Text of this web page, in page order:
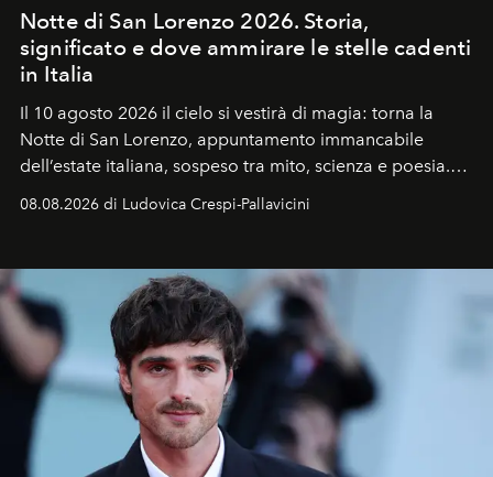
Notte di San Lorenzo 2026. Storia,
significato e dove ammirare le stelle cadenti
in Italia
Il 10 agosto 2026 il cielo si vestirà di magia: torna la
Notte di San Lorenzo, appuntamento immancabile
dell’estate italiana, sospeso tra mito, scienza e poesia.
Sarà il momento in cui gli occhi si alzano verso la volta
celeste per seguire il passaggio delle
all’universo i desideri più segreti
08.08.2026 di Ludovica Crespi-Pallavicini